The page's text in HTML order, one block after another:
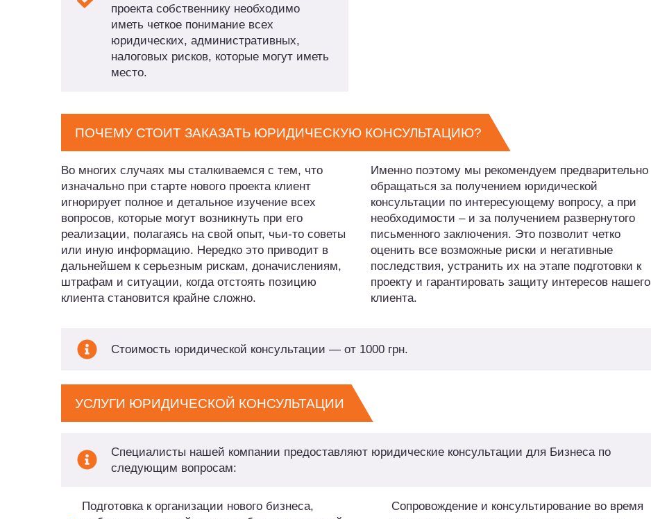
проекта собственнику необходимо
иметь четкое понимание всех
юридических, административных,
налоговых рисков, которые могут иметь
место.
ПОЧЕМУ СТОИТ ЗАКАЗАТЬ ЮРИДИЧЕСКУЮ КОНСУЛЬТАЦИЮ?
Во многих случаях мы сталкиваемся с тем, что
изначально при старте нового проекта клиент
игнорирует полное и детальное изучение всех
вопросов, которые могут возникнуть при его
реализации, полагаясь на свой опыт, чьи-то советы
или иную информацию. Нередко это приводит в
дальнейшем к серьезным рискам, доначислениям,
штрафам и ситуации, когда отстоять позицию
клиента становится крайне сложно.
Именно поэтому мы рекомендуем предварительно
обращаться за получением юридической
консультации по интересующему вопросу, а при
необходимости – и за получением развернутого
письменного заключения. Это позволит четко
оценить все возможные риски и негативные
последствия, устранить их на этапе подготовки к
проекту и гарантировать защиту интересов нашего
клиента.
Стоимость юридической консультации — от 1000 грн.
УСЛУГИ ЮРИДИЧЕСКОЙ КОНСУЛЬТАЦИИ
Специалисты нашей компании предоставляют юридические консультации для Бизнеса по
следующим вопросам:
Подготовка к организации нового бизнеса,
Сопровождение и консультирование во время